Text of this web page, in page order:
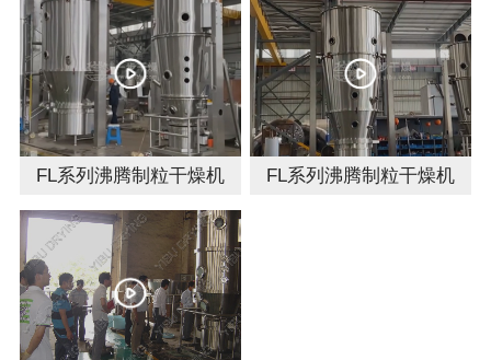
FL系列沸腾制粒干燥机 FL系列沸腾制粒干燥机